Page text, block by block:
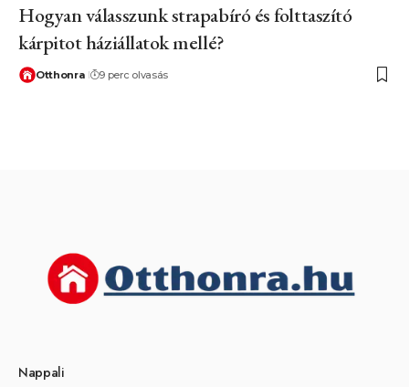
Hogyan válasszunk strapabíró és folttaszító
kárpitot háziállatok mellé?
Otthonra 9 perc olvasás
Nappali